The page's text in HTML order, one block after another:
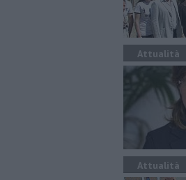
Attualità
Attualità